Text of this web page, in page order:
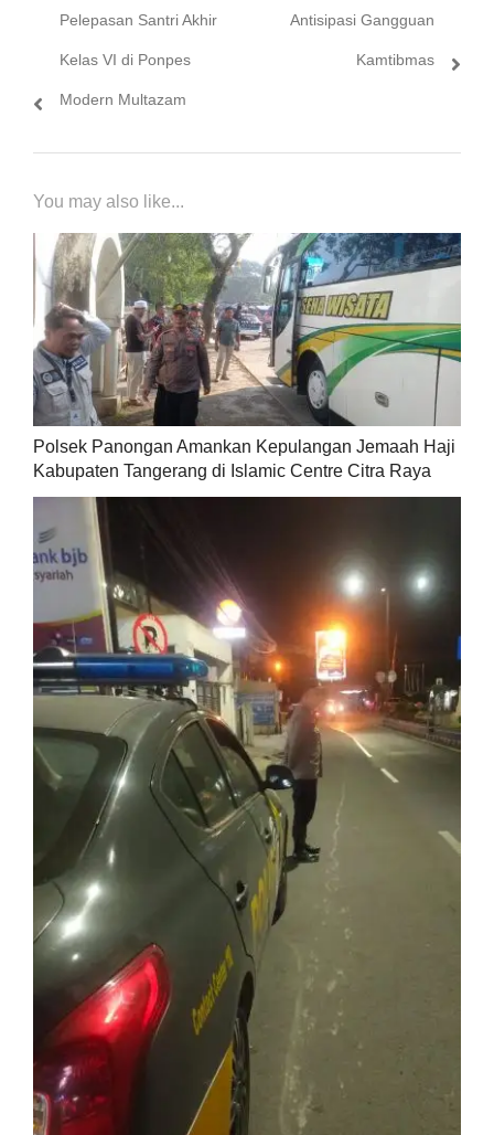
Pelepasan Santri Akhir
Kelas VI di Ponpes
Modern Multazam
Antisipasi Gangguan
Kamtibmas
You may also like...
Polsek Panongan Amankan Kepulangan Jemaah Haji
Kabupaten Tangerang di Islamic Centre Citra Raya